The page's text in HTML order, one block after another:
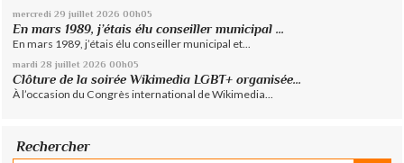
mercredi 29 juillet 2026 00h05
En mars 1989, j’étais élu conseiller municipal ...
En mars 1989, j’étais élu conseiller municipal et...
mardi 28 juillet 2026 00h05
Clôture de la soirée Wikimedia LGBT+ organisée...
À l’occasion du Congrès international de Wikimedia...
Rechercher